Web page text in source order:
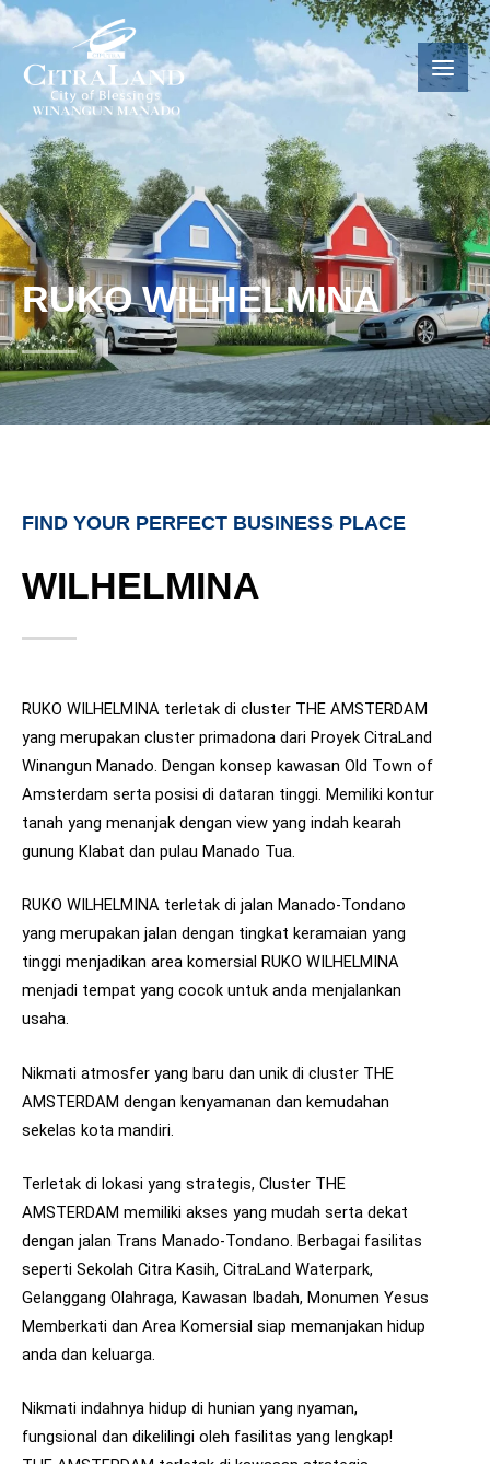
RUKO WILHELMINA
FIND YOUR PERFECT BUSINESS PLACE
WILHELMINA
RUKO WILHELMINA terletak di cluster THE AMSTERDAM
yang merupakan cluster primadona dari Proyek CitraLand
Winangun Manado. Dengan konsep kawasan Old Town of
Amsterdam serta posisi di dataran tinggi. Memiliki kontur
tanah yang menanjak dengan view yang indah kearah
gunung Klabat dan pulau Manado Tua.
RUKO WILHELMINA terletak di jalan Manado-Tondano
yang merupakan jalan dengan tingkat keramaian yang
tinggi menjadikan area komersial RUKO WILHELMINA
menjadi tempat yang cocok untuk anda menjalankan
usaha.
Nikmati atmosfer yang baru dan unik di cluster THE
AMSTERDAM dengan kenyamanan dan kemudahan
sekelas kota mandiri.
Terletak di lokasi yang strategis, Cluster THE
AMSTERDAM memiliki akses yang mudah serta dekat
dengan jalan Trans Manado-Tondano. Berbagai fasilitas
seperti Sekolah Citra Kasih, CitraLand Waterpark,
Gelanggang Olahraga, Kawasan Ibadah, Monumen Yesus
Memberkati dan Area Komersial siap memanjakan hidup
anda dan keluarga.
Nikmati indahnya hidup di hunian yang nyaman,
fungsional dan dikelilingi oleh fasilitas yang lengkap!